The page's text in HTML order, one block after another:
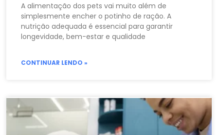
A alimentação dos pets vai muito além de
simplesmente encher o potinho de ração. A
nutrição adequada é essencial para garantir
longevidade, bem-estar e qualidade
CONTINUAR LENDO »